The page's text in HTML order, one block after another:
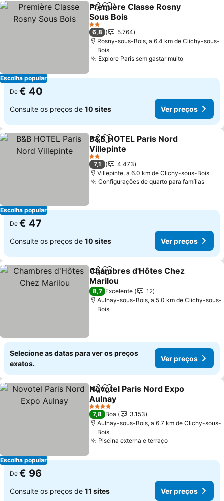
Escolha popular
PartilharAdicionar aos favoritos
Première Classe Rosny
Sous Bois
2 Estrelas
6,8
5.764
Rosny-sous-Bois, a 6.4 km de Clichy-sous-
Bois
Explore Paris sem gastar muito
De € 40
Consulte os preços de 10 sites Ver preços
Escolha popular
PartilharAdicionar aos favoritos
B&B HOTEL Paris Nord
Villepinte
2 Estrelas
7,1
4.473
Villepinte, a 6.0 km de Clichy-sous-Bois
Configurações de quarto para famílias
De € 47
Consulte os preços de 10 sites Ver preços
PartilharAdicionar aos favoritos
Chambres d'Hôtes Chez
Marilou
8,7 Excelente
12
Aulnay-sous-Bois, a 5.0 km de Clichy-sous-
Bois
Selecione as datas para ver os preços
exatos.
Ver preços
Escolha popular
PartilharAdicionar aos favoritos
Novotel Paris Nord Expo
Aulnay
4 Estrelas
7,8 Boa
3.153
Aulnay-sous-Bois, a 6.7 km de Clichy-sous-
Bois
Piscina externa e terraço
De € 96
Consulte os preços de 11 sites Ver preços